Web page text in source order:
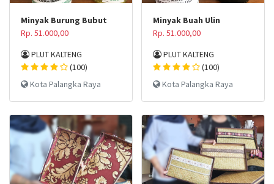
Minyak Burung Bubut
Rp. 51.000,00
PLUT KALTENG
(100)
Kota Palangka Raya
Minyak Buah Ulin
Rp. 51.000,00
PLUT KALTENG
(100)
Kota Palangka Raya